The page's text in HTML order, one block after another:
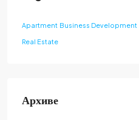
Apartment Business Development
Real Estate
Архиве